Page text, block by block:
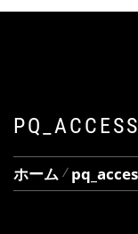
ホーム